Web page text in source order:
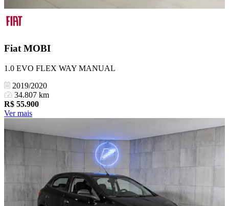
Fiat MOBI
1.0 EVO FLEX WAY MANUAL
2019/2020
34.807 km
R$ 55.900
Ver mais